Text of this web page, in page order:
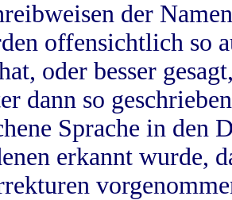
der
offensichtlich so
oder besser
dann so
Sprache in
erkannt wurde,